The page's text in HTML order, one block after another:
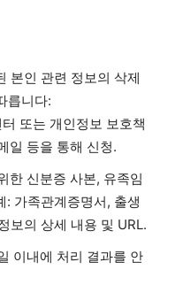
본인 관련 정보의 삭제
릅니다:
또는 개인정보 보호책
일 등을 통해 신청.
한 신분증 사본, 유족임
: 가족관계증명서, 출생
보의 상세 내용 및 URL.
이내에 처리 결과를 안